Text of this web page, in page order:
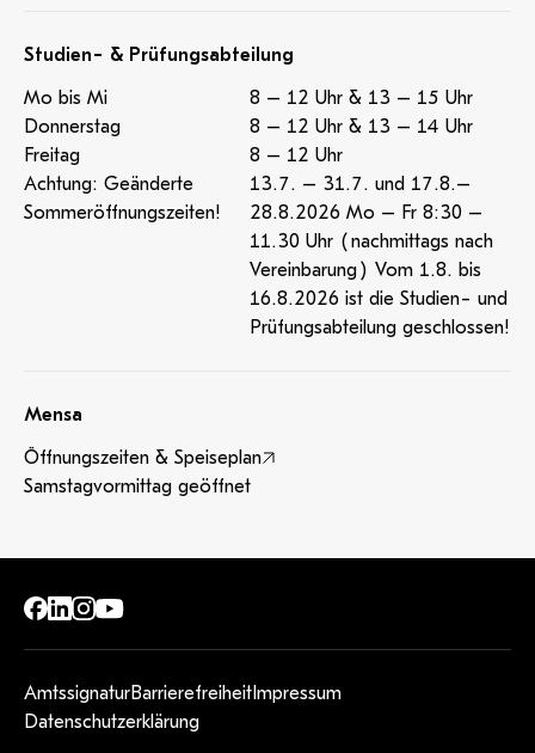
Studien- & Prüfungsabteilung
Mo bis Mi
8 – 12 Uhr & 13 – 15 Uhr
Donnerstag
8 – 12 Uhr & 13 – 14 Uhr
Freitag
8 – 12 Uhr
Achtung: Geänderte
Sommeröffnungszeiten!
13.7. – 31.7. und 17.8.–
28.8.2026 Mo – Fr 8:30 –
11.30 Uhr (nachmittags nach
Vereinbarung) Vom 1.8. bis
16.8.2026 ist die Studien- und
Prüfungsabteilung geschlossen!
Mensa
Öffnungszeiten & Speiseplan
Samstagvormittag geöffnet
AmtssignaturBarrierefreiheit Impressum
Datenschutzerklärung